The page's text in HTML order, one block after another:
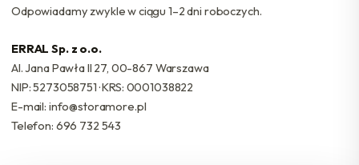
Odpowiadamy zwykle w ciągu 1–2 dni roboczych.
ERRAL Sp. z o.o.
Al. Jana Pawła II 27, 00-867 Warszawa
NIP: 5273058751 · KRS: 0001038822
E-mail: info@storamore.pl
Telefon: 696 732 543